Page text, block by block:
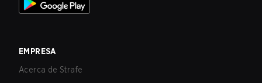
EMPRESA
Acerca de Strafe